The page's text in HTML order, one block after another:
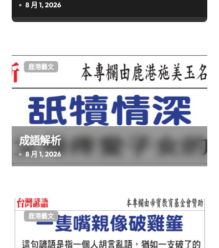
8 月 1, 2026
鹿港藝文
成語解析
8 月 1, 2026
鹿港藝文